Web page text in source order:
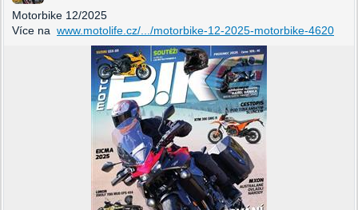
Motorbike 12/2025
Více na www.motolife.cz/.../motorbike-12-2025-motorbike-4620